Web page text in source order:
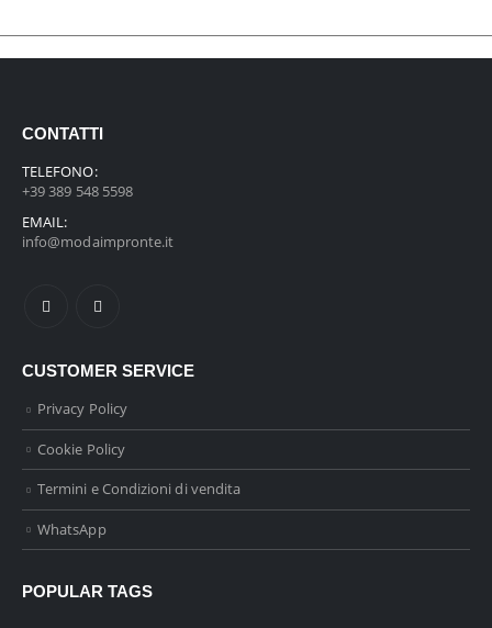
CONTATTI
TELEFONO:
+39 389 548 5598
EMAIL:
info@modaimpronte.it
CUSTOMER SERVICE
Privacy Policy
Cookie Policy
Termini e Condizioni di vendita
WhatsApp
POPULAR TAGS